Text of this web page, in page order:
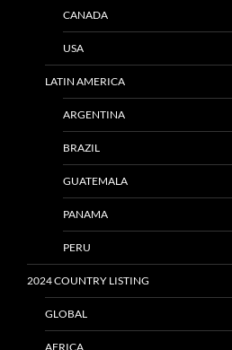
CANADA
USA
LATIN AMERICA
ARGENTINA
BRAZIL
GUATEMALA
PANAMA
PERU
2024 COUNTRY LISTING
GLOBAL
AFRICA